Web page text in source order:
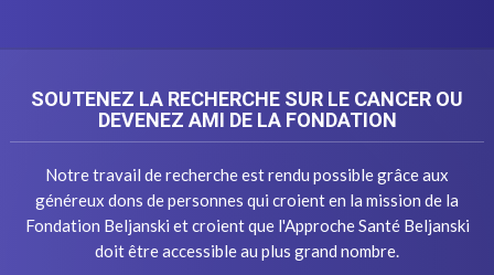
SOUTENEZ LA RECHERCHE SUR LE CANCER OU
DEVENEZ AMI DE LA FONDATION
Notre travail de recherche est rendu possible grâce aux
généreux dons de personnes qui croient en la mission de la
Fondation Beljanski et croient que l'Approche Santé Beljanski
doit être accessible au plus grand nombre.